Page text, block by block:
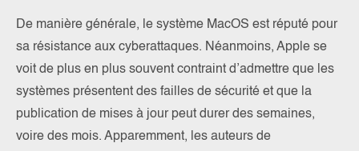
De manière générale, le système MacOS est réputé pour
sa résistance aux cyberattaques. Néanmoins, Apple se
voit de plus en plus souvent contraint d’admettre que les
systèmes présentent des failles de sécurité et que la
publication de mises à jour peut durer des semaines,
voire des mois. Apparemment, les auteurs de